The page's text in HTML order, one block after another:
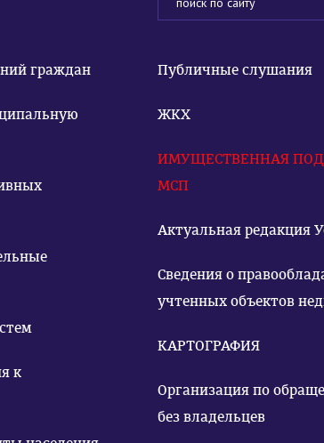
граждан
к
Публичные слушания
ЖКХ
ИМУЩЕСТВЕННАЯ
МСП
Актуальная редакция
Сведения о
учтенных объектов
КАРТОГРАФИЯ
Организация по
без владельцев